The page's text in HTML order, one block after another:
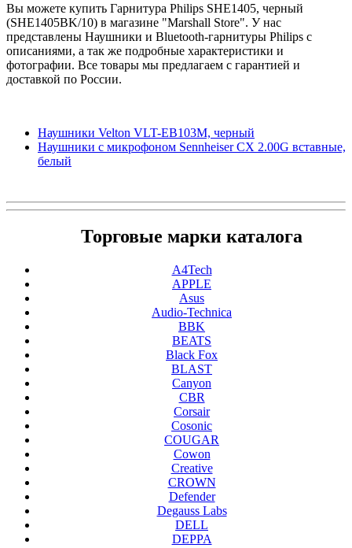
Вы можете купить Гарнитура Philips SHE1405, черный
(SHE1405BK/10) в магазине "Marshall Store". У нас
представлены Наушники и Bluetooth-гарнитуры Philips с
описаниями, а так же подробные характеристики и
фотографии. Все товары мы предлагаем с гарантией и
доставкой по России.
Наушники Velton VLT-EB103M, черный
Наушники с микрофоном Sennheiser CX 2.00G вставные,
белый
Торговые марки каталога
A4Tech
APPLE
Asus
Audio-Technica
BBK
BEATS
Black Fox
BLAST
Canyon
CBR
Corsair
Cosonic
COUGAR
Cowon
Creative
CROWN
Defender
Degauss Labs
DELL
DEPPA